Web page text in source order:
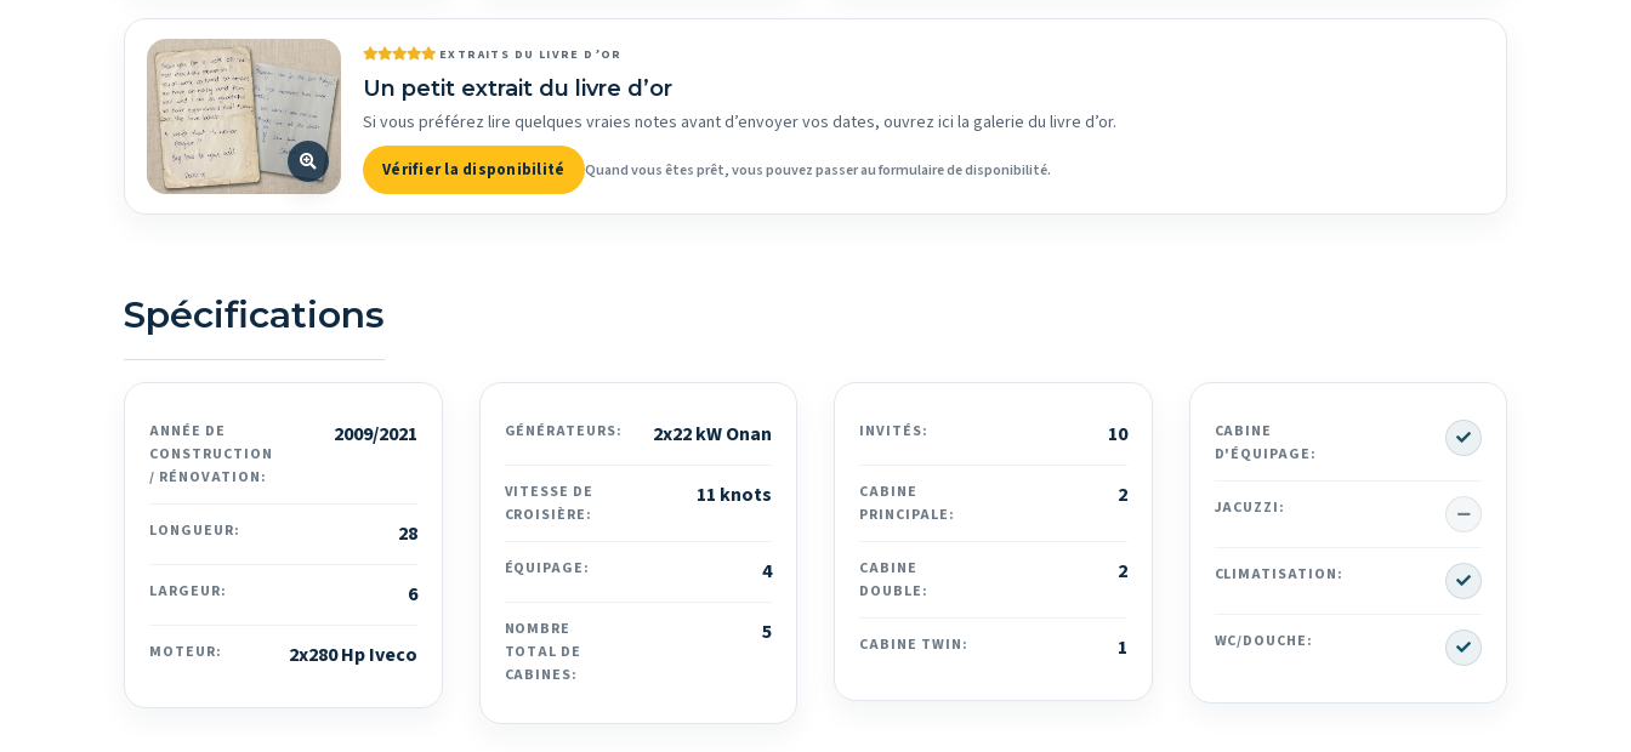
EXTRAITS DU LIVRE D’OR
Un petit extrait du livre d’or
Si vous préférez lire quelques vraies notes avant d’envoyer vos dates, ouvrez ici la galerie du livre d’or.
Vérifier la disponibilité Quand vous êtes prêt, vous pouvez passer au formulaire de disponibilité.
Spécifications
ANNÉE DE
CONSTRUCTION
/ RÉNOVATION:
2009/2021
LONGUEUR: 28
LARGEUR: 6
MOTEUR: 2x280 Hp Iveco
GÉNÉRATEURS: 2x22 kW Onan
VITESSE DE
CROISIÈRE:
11 knots
ÉQUIPAGE: 4
NOMBRE
TOTAL DE
CABINES:
5
INVITÉS: 10
CABINE
PRINCIPALE:
2
CABINE
DOUBLE:
2
CABINE TWIN: 1
CABINE
D'ÉQUIPAGE:
Yes
JACUZZI: No
CLIMATISATION: Yes
WC/DOUCHE: Yes